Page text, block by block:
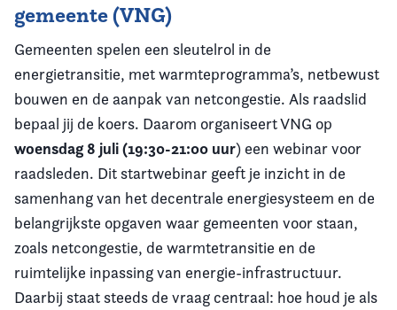
gemeente (VNG)
Gemeenten spelen een sleutelrol in de
energietransitie, met warmteprogramma’s, netbewust
bouwen en de aanpak van netcongestie. Als raadslid
bepaal jij de koers. Daarom organiseert VNG op
woensdag 8 juli (19:30-21:00 uur) een webinar voor
raadsleden. Dit startwebinar geeft je inzicht in de
samenhang van het decentrale energiesysteem en de
belangrijkste opgaven waar gemeenten voor staan,
zoals netcongestie, de warmtetransitie en de
ruimtelijke inpassing van energie-infrastructuur.
Daarbij staat steeds de vraag centraal: hoe houd je als